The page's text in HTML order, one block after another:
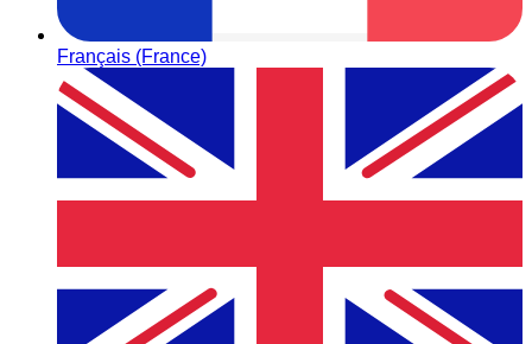
Français (France)